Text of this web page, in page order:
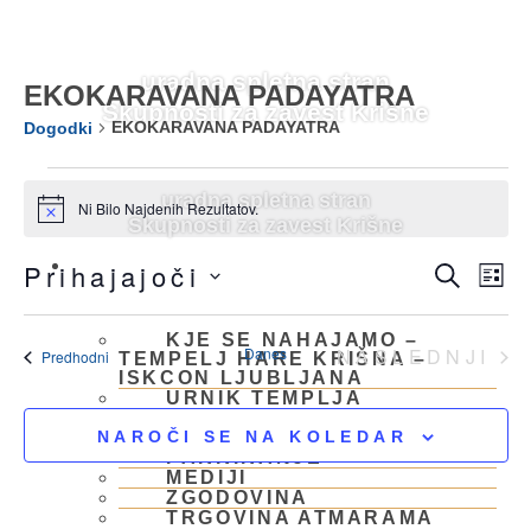
uradna spletna stran
Skupnosti za zavest Krišne
uradna spletna stran
Skupnosti za zavest Krišne
OBIŠČI NAS
KJE SE NAHAJAMO –
TEMPELJ HARE KRIŠNA –
ISKCON LJUBLJANA
URNIK TEMPLJA
SREČANJE
PARKIRANJE
MEDIJI
ZGODOVINA
TRGOVINA ATMARAMA
EKOKARAVANA PADAYATRA
Dogodki EKOKARAVANA PADAYATRA
Dogodki
Notice Ni Bilo Najdenih Rezultatov.
Za
In
Prihajajoči
Datum.
PredhodniDogodki Danes NASLEDNJI
NAROČI SE NA KOLEDAR